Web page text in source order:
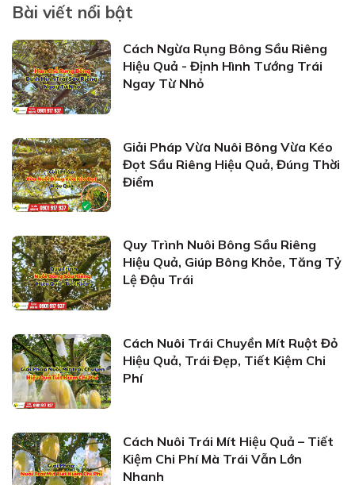
Bài viết nổi bật
Cách Ngừa Rụng Bông Sầu Riêng
Hiệu Quả - Định Hình Tướng Trái
Ngay Từ Nhỏ
Giải Pháp Vừa Nuôi Bông Vừa Kéo
Đọt Sầu Riêng Hiệu Quả, Đúng Thời
Điểm
Quy Trình Nuôi Bông Sầu Riêng
Hiệu Quả, Giúp Bông Khỏe, Tăng Tỷ
Lệ Đậu Trái
Cách Nuôi Trái Chuyền Mít Ruột Đỏ
Hiệu Quả, Trái Đẹp, Tiết Kiệm Chi
Phí
Cách Nuôi Trái Mít Hiệu Quả – Tiết
Kiệm Chi Phí Mà Trái Vẫn Lớn
Nhanh